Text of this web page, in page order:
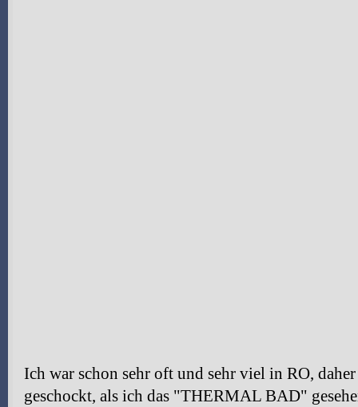
Ich war schon sehr oft und sehr viel in RO,
geschockt, als ich das "THERMAL BAD"